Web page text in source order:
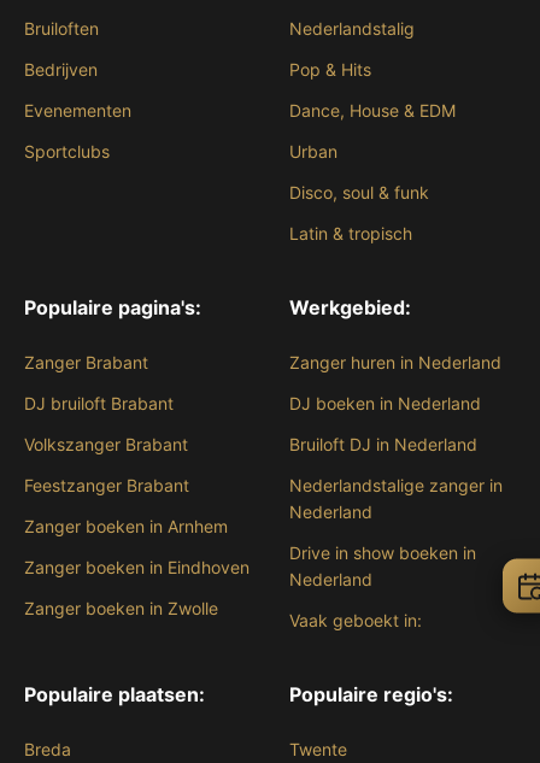
Bruiloften
Bedrijven
Evenementen
Sportclubs
Nederlandstalig
Pop & Hits
Dance, House & EDM
Urban
Disco, soul & funk
Latin & tropisch
Populaire pagina's:
Zanger Brabant
DJ bruiloft Brabant
Volkszanger Brabant
Feestzanger Brabant
Zanger boeken in Arnhem
Zanger boeken in Eindhoven
Zanger boeken in Zwolle
Werkgebied:
Zanger huren in Nederland
DJ boeken in Nederland
Bruiloft DJ in Nederland
Nederlandstalige zanger in
Nederland
Drive in show boeken in
Nederland
Vaak geboekt in:
Populaire plaatsen:
Breda
Populaire regio's:
Twente